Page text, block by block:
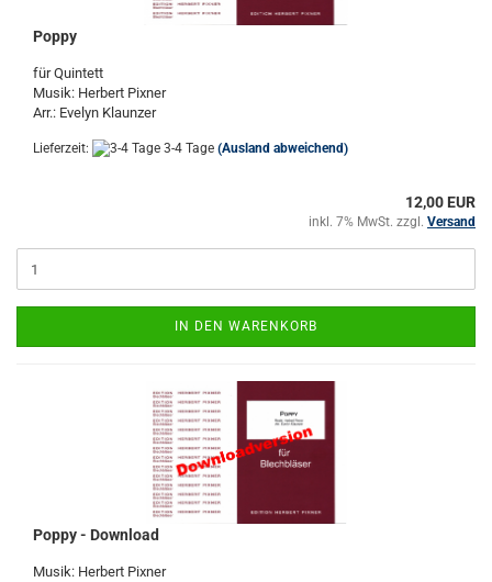
Poppy
für Quintett
Musik: Herbert Pixner
Arr.: Evelyn Klaunzer
Lieferzeit: 3-4 Tage (Ausland abweichend)
12,00 EUR
inkl. 7% MwSt. zzgl. Versand
IN DEN WARENKORB
Poppy - Download
Musik: Herbert Pixner